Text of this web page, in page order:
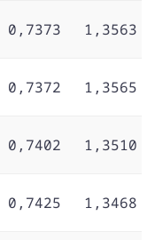
0,7373 1,3563
0,7372 1,3565
0,7402 1,3510
0,7425 1,3468